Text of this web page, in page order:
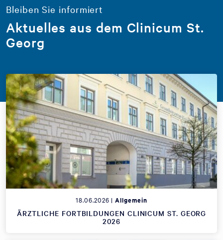
Bleiben Sie informiert
Aktuelles aus dem Clinicum St.
Georg
18.06.2026 |Allgemein
ÄRZTLICHE FORTBILDUNGEN CLINICUM ST. GEORG
2026